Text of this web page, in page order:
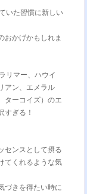
いた習慣に新しい
おかげかもしれま
リマー、ハウイ
アン、エメラル
ターコイズ）のエ
すぎる！
センスとして摂る
てくれるような気
づきを得たい時に